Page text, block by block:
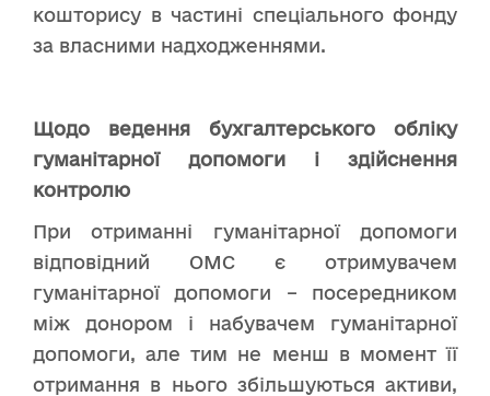
кошторису в частині спеціального фонду
за власними надходженнями.
Щодо ведення бухгалтерського обліку
гуманітарної допомоги і здійснення
контролю
При отриманні гуманітарної допомоги
відповідний ОМС є отримувачем
гуманітарної допомоги – посередником
між донором і набувачем гуманітарної
допомоги, але тим не менш в момент її
отримання в нього збільшуються активи,